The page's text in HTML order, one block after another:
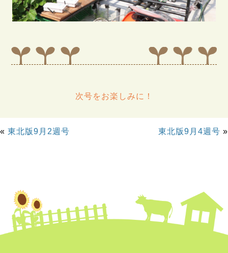
次号をお楽しみに！
« 東北版9月2週号 東北版9月4週号 »